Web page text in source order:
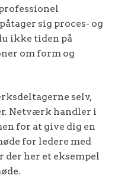
sig proces- og
ikke tiden på
om form og
selv,
Netværk handler i
for at give dig en
for ledere med
der her et eksempel